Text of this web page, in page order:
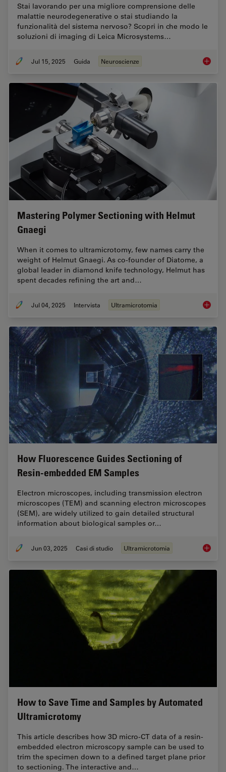
Stai lavorando per una migliore comprensione delle
malattie neurodegenerative o stai studiando la
funzionalità del sistema nervoso? Scopri in che modo le
soluzioni di imaging di Leica Microsystems…
Jul 15, 2025 Guida Neuroscienze
Mastering Polymer Sectioning with Helmut
Gnaegi
When it comes to ultramicrotomy, few names carry the
weight of Helmut Gnaegi. As co-founder of Diatome, a
global leader in diamond knife technology, Helmut has
spent decades refining the art and…
Jul 04, 2025 Intervista Ultramicrotomia
How Fluorescence Guides Sectioning of
Resin-embedded EM Samples
Electron microscopes, including transmission electron
microscopes (TEM) and scanning electron microscopes
(SEM), are widely utilized to gain detailed structural
information about biological samples or…
Jun 03, 2025 Casi di studio Ultramicrotomia How
How to Save Time and Samples by Automated
Ultramicrotomy
This article describes how 3D micro-CT data of a resin-
embedded electron microscopy sample can be used to
trim the specimen down to a defined target plane prior
to sectioning. The interactive and…